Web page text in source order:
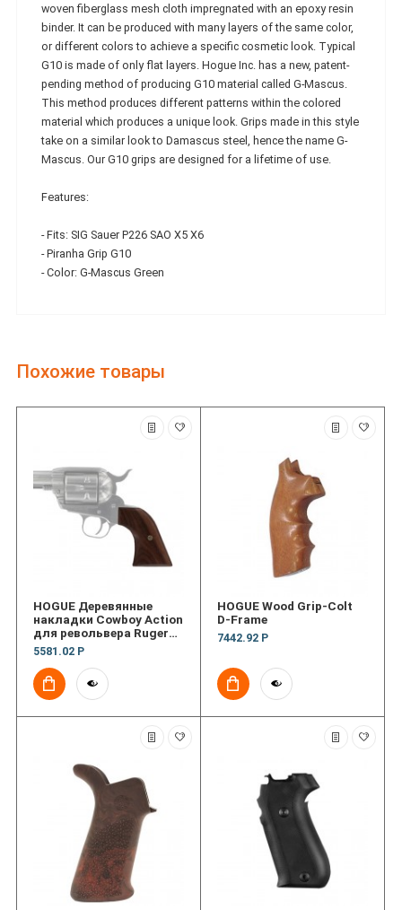
woven fiberglass mesh cloth impregnated with an epoxy resin
binder. It can be produced with many layers of the same color,
or different colors to achieve a specific cosmetic look. Typical
G10 is made of only flat layers. Hogue Inc. has a new, patent-
pending method of producing G10 material called G-Mascus.
This method produces different patterns within the colored
material which produces a unique look. Grips made in this style
take on a similar look to Damascus steel, hence the name G-
Mascus. Our G10 grips are designed for a lifetime of use.
Features:
- Fits: SIG Sauer P226 SAO X5 X6
- Piranha Grip G10
- Color: G-Mascus Green
Похожие товары
HOGUE Деревянные
накладки Cowboy Action
для револьвера Ruger
New XR3
Blackhawk/Vaquero
5581.02 Р
HOGUE Wood Grip-Colt
D-Frame
7442.92 Р